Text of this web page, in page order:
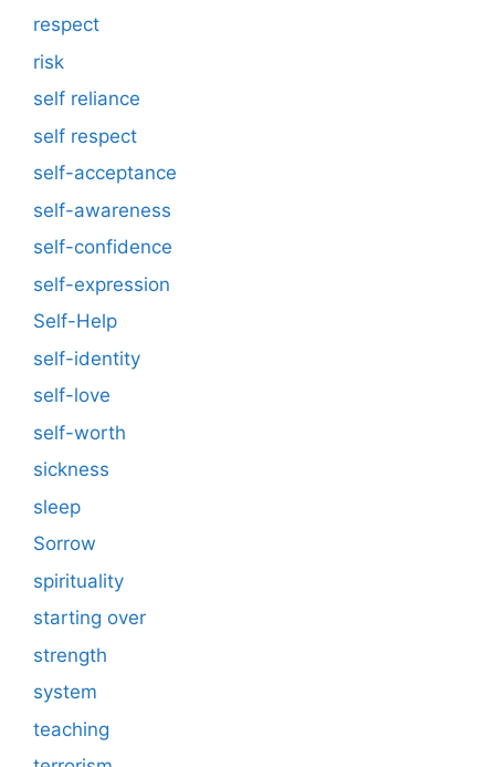
respect
risk
self reliance
self respect
self-acceptance
self-awareness
self-confidence
self-expression
Self-Help
self-identity
self-love
self-worth
sickness
sleep
Sorrow
spirituality
starting over
strength
system
teaching